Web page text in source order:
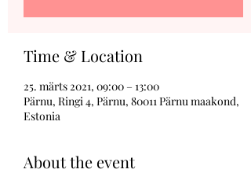
Time & Location
25. märts 2021, 09:00 – 13:00
Pärnu, Ringi 4, Pärnu, 80011 Pärnu maakond,
Estonia
About the event